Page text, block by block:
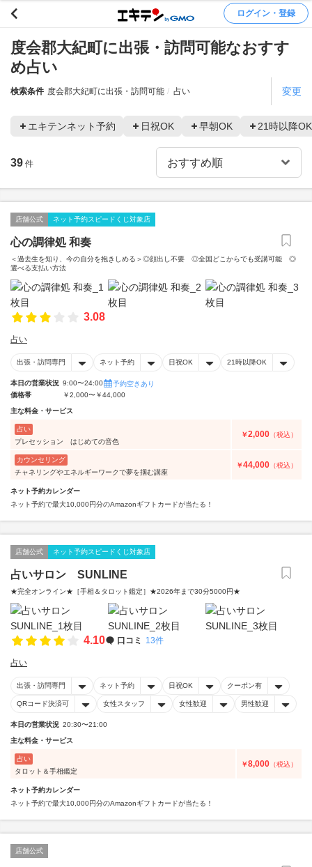
ログイン・登録
度会郡大紀町に出張・訪問可能なおすす
め占い
検索条件 度会郡大紀町に出張・訪問可能 占い 変更
エキテンネット予約 日祝OK 早朝OK 21時以降OK
39 件
店舗公式 ネット予約スピードくじ対象店
心の調律処 和奏
＜過去生を知り、今の自分を抱きしめる＞◎顔出し不要 ◎全国どこからでも受講可能 ◎
選べる支払い方法
3.08
占い
出張・訪問専門 ネット予約 日祝OK 21時以降OK
本日の営業状況 9:00〜24:00
予約空きあり
価格帯
￥2,000〜￥44,000
主な料金・サービス
占い
プレセッション はじめての音色
￥2,000 （税込）
カウンセリング
チャネリングやエネルギーワークで夢を掴む講座
￥44,000 （税込）
ネット予約カレンダー
ネット予約で最大10,000円分のAmazonギフトカードが当たる！
店舗公式 ネット予約スピードくじ対象店
占いサロン SUNLINE
★完全オンライン★［手相＆タロット鑑定］★2026年まで30分5000円★
4.10 口コミ 13件
占い
出張・訪問専門 ネット予約 日祝OK クーポン有
QRコード決済可 女性スタッフ 女性歓迎 男性歓迎
本日の営業状況 20:30〜21:00
主な料金・サービス
占い
タロット＆手相鑑定
￥8,000 （税込）
ネット予約カレンダー
ネット予約で最大10,000円分のAmazonギフトカードが当たる！
店舗公式